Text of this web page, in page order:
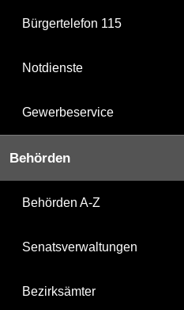
Bürgertelefon 115
Notdienste
Gewerbeservice
Behörden
Behörden A-Z
Senatsverwaltungen
Bezirksämter